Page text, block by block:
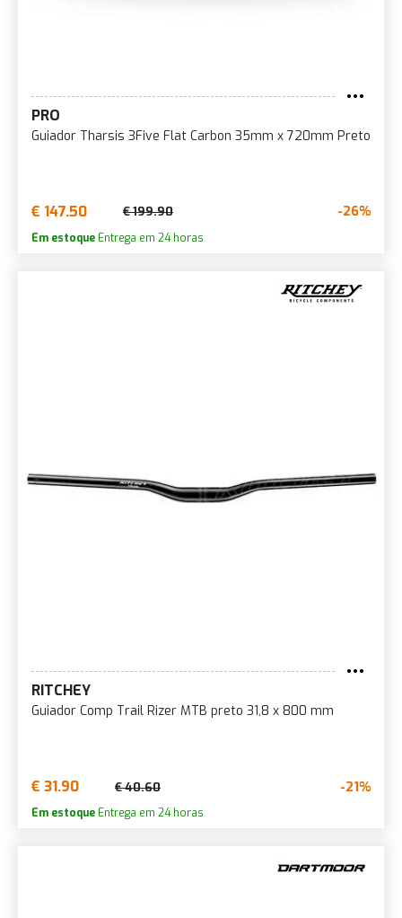
PRO
Guiador Tharsis 3Five Flat Carbon 35mm x 720mm Preto
€ 147.50 € 199.90 -26%
Em estoque Entrega em 24 horas
RITCHEY
Guiador Comp Trail Rizer MTB preto 31,8 x 800 mm
€ 31.90 € 40.60 -21%
Em estoque Entrega em 24 horas